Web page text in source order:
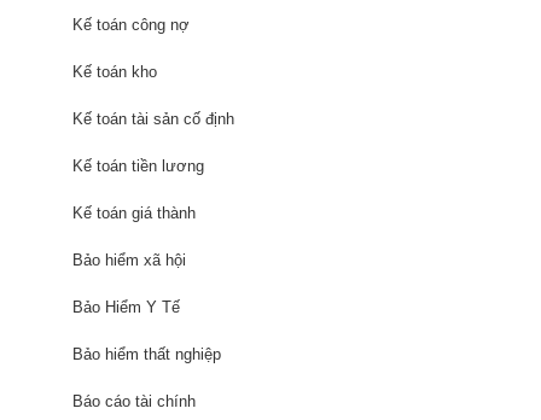
Kế toán công nợ
Kế toán kho
Kế toán tài sản cố định
Kế toán tiền lương
Kế toán giá thành
Bảo hiểm xã hội
Bảo Hiểm Y Tế
Bảo hiểm thất nghiệp
Báo cáo tài chính